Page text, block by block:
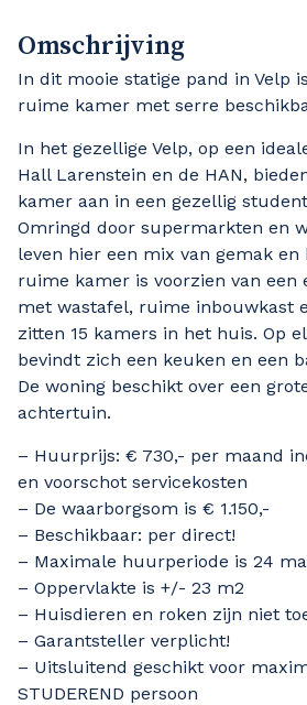
Omschrijving
In dit mooie statige pand in Velp
ruime kamer met serre
In het gezellige Velp, op een
Hall Larenstein en de HAN,
kamer aan in een gezellig
Omringd door supermarkten en
leven hier een mix van gemak en
ruime kamer is voorzien van een
met wastafel, ruime inbouwkast
zitten 15 kamers in het huis. Op
bevindt zich een keuken en een
De woning beschikt over een
achtertuin.
– Huurprijs: € 730,- per maand
en voorschot servicekosten
– De waarborgsom is € 1.150,-
– Beschikbaar: per direct!
– Maximale huurperiode is 24
– Oppervlakte is +/- 23 m2
– Huisdieren en roken zijn niet
– Garantsteller verplicht!
– Uitsluitend geschikt voor
STUDEREND persoon